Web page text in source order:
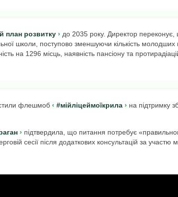
план розвитку
до 2035 року. Директор
школи, поступово зменшуючи кількість молодших
на 1296 місць, наявність пансіону та
флешмоб #мійліцеймоїкрила
на підтримку
підтвердила, що питання потребує
сесії після додаткових консультацій за участю